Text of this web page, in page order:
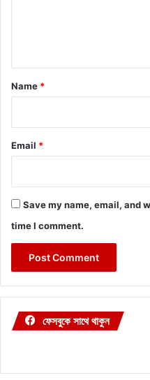
*
Name *
Email *
Save my name, email, and
time I comment.
ফেসবুকে সাথে থাকুন